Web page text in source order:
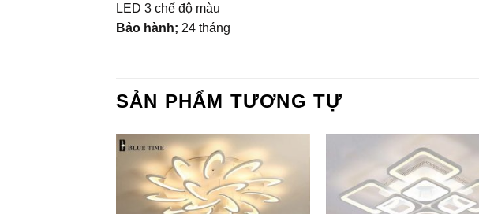
LED 3 chế độ màu
Bảo hành; 24 tháng
SẢN PHẨM TƯƠNG TỰ
Add to
Wishlist